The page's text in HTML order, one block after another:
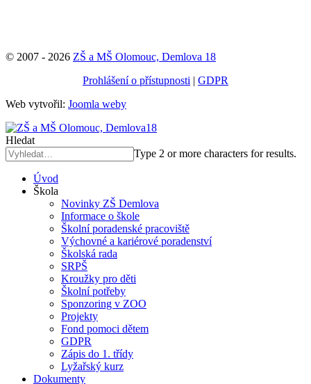
© 2007 - 2026 ZŠ a MŠ Olomouc, Demlova 18
Prohlášení o přístupnosti | GDPR
Web vytvořil: Joomla weby
Hledat
Type 2 or more characters for results.
Úvod
Škola
Novinky ZŠ Demlova
Informace o škole
Školní poradenské pracoviště
Výchovné a kariérové poradenství
Školská rada
SRPŠ
Kroužky pro děti
Školní potřeby
Sponzoring v ZOO
Projekty
Fond pomoci dětem
GDPR
Zápis do 1. třídy
Lyžařský kurz
Dokumenty